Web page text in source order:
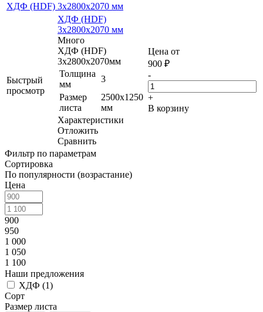
ХДФ (HDF) 3х2800х2070 мм
Быстрый
просмотр
ХДФ (HDF)
3х2800х2070 мм
Много
ХДФ (HDF)
3х2800х2070мм
Толщина
мм
3
Размер
листа
2500х1250
мм
Характеристики
Отложить
Сравнить
Цена от
900 ₽
-
+
В корзину
Фильтр по параметрам
Сортировка
По популярности (возрастание)
Цена
900
950
1 000
1 050
1 100
Наши предложения
ХДФ (1)
Сорт
Размер листа